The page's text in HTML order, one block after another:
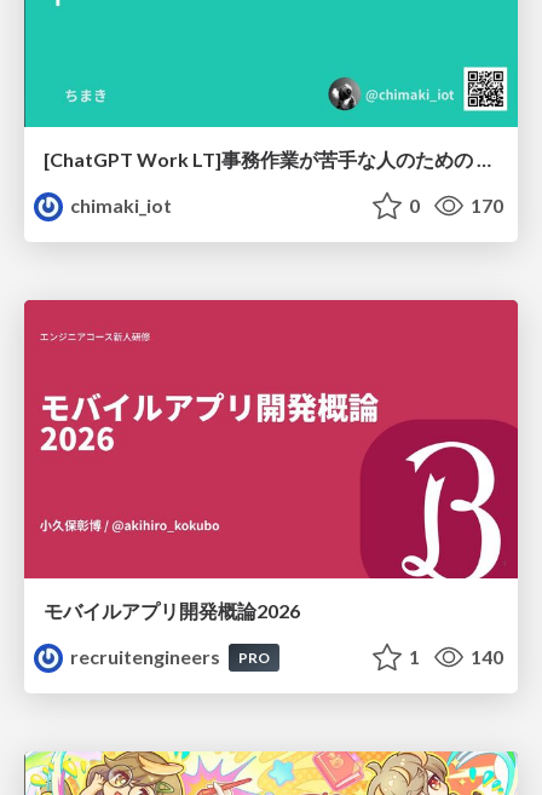
[ChatGPT Work LT]事務作業が苦手な人のための バックオフィスの「半」自動化
chimaki_iot
0 170
モバイルアプリ開発概論2026
recruitengineers
PRO 1 140